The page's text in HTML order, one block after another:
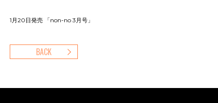
1月20日発売 「non-no 3月号」
BACK